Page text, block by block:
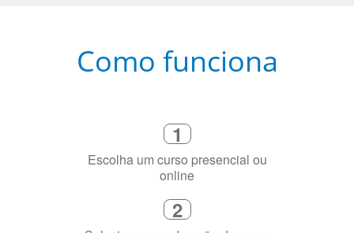
1
Escolha um curso presencial ou
online